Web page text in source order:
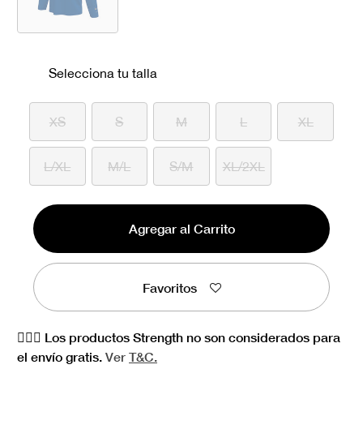
Selecciona tu talla
XS S M L XL
L/XL M/L S/M XL/2XL
Agregar al Carrito
Favoritos
🏋🏻‍♀️ Los productos Strength no son considerados para
el envío gratis. Ver T&C.